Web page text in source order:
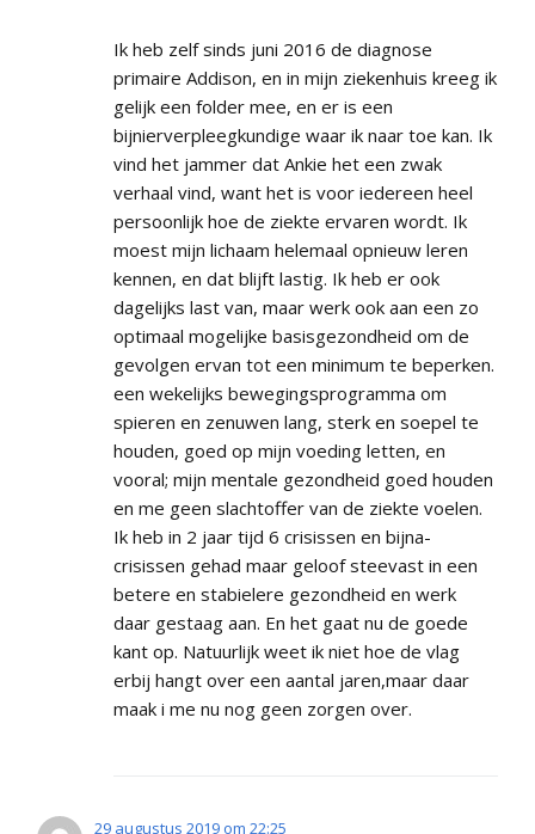
Ik heb zelf sinds juni 2016 de diagnose
primaire Addison, en in mijn ziekenhuis kreeg ik
gelijk een folder mee, en er is een
bijnierverpleegkundige waar ik naar toe kan. Ik
vind het jammer dat Ankie het een zwak
verhaal vind, want het is voor iedereen heel
persoonlijk hoe de ziekte ervaren wordt. Ik
moest mijn lichaam helemaal opnieuw leren
kennen, en dat blijft lastig. Ik heb er ook
dagelijks last van, maar werk ook aan een zo
optimaal mogelijke basisgezondheid om de
gevolgen ervan tot een minimum te beperken.
een wekelijks bewegingsprogramma om
spieren en zenuwen lang, sterk en soepel te
houden, goed op mijn voeding letten, en
vooral; mijn mentale gezondheid goed houden
en me geen slachtoffer van de ziekte voelen.
Ik heb in 2 jaar tijd 6 crisissen en bijna-
crisissen gehad maar geloof steevast in een
betere en stabielere gezondheid en werk
daar gestaag aan. En het gaat nu de goede
kant op. Natuurlijk weet ik niet hoe de vlag
erbij hangt over een aantal jaren,maar daar
maak i me nu nog geen zorgen over.
29 augustus 2019 om 22:25